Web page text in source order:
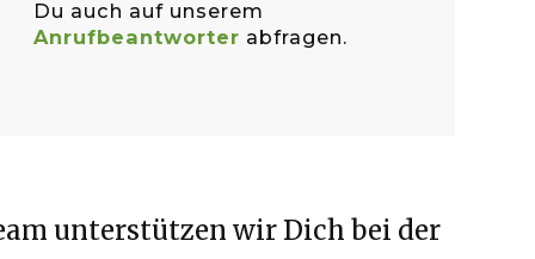
Du auch auf unserem
Anrufbeantworter abfragen.
unterstützen wir Dich bei der